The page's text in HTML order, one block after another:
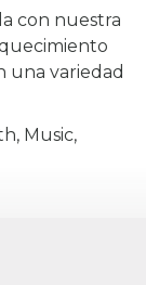
con nuestra
una variedad
Music,